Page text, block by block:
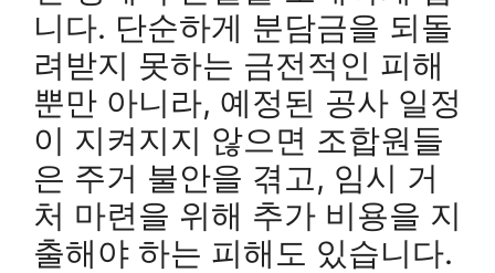
니다. 단순하게 분담금을 되돌
려받지 못하는 금전적인 피해
뿐만 아니라, 예정된 공사 일정
이 지켜지지 않으면 조합원들
은 주거 불안을 겪고, 임시 거
처 마련을 위해 추가 비용을 지
출해야 하는 피해도 있습니다.